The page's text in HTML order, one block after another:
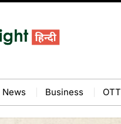
News Business OTT